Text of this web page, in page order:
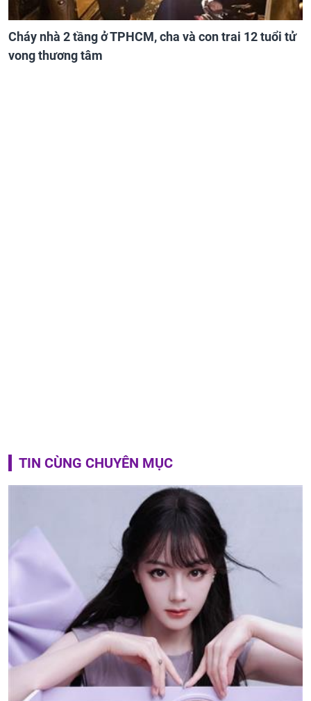
Cháy nhà 2 tầng ở TPHCM, cha và con trai 12 tuổi tử
vong thương tâm
TIN CÙNG CHUYÊN MỤC